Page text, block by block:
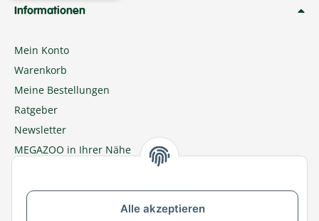
Alle akzeptieren
Informationen
Mein Konto
Warenkorb
Meine Bestellungen
Ratgeber
Newsletter
MEGAZOO in Ihrer Nähe
Zu MEGAZOO-nord.de wechseln
Versandpartner & Zahlungsmöglichkeiten